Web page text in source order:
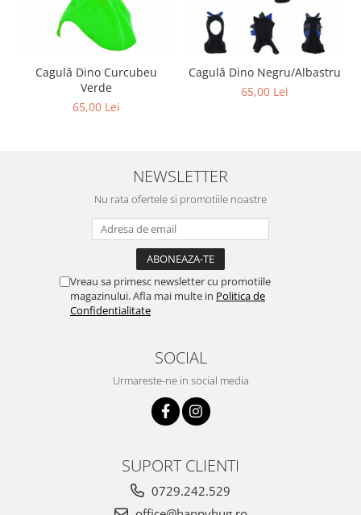
Cagulă Dino Curcubeu
Verde
65,00 Lei
Cagulă Dino Negru/Albastru
65,00 Lei
NEWSLETTER
Nu rata ofertele si promotiile noastre
Vreau sa primesc newsletter cu promotiile
magazinului. Afla mai multe in Politica de
Confidentialitate
SOCIAL
Urmareste-ne in social media
SUPORT CLIENTI
0729.242.529